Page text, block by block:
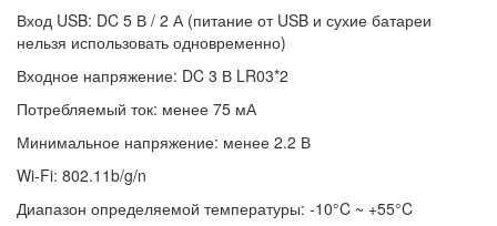
Вход USB: DC 5 В / 2 А (питание от USB и сухие батареи
нельзя использовать одновременно)
Входное напряжение: DC 3 В LR03*2
Потребляемый ток: менее 75 мА
Минимальное напряжение: менее 2.2 В
Wi-Fi: 802.11b/g/n
Диапазон определяемой температуры: -10°C ~ +55°C